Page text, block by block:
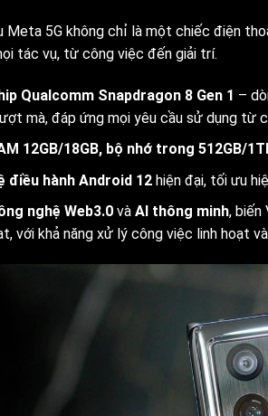
Meta 5G không chỉ là một chiếc điện
tác vụ, từ công việc đến giải trí.
Qualcomm Snapdragon 8 Gen 1 –
mà, đáp ứng mọi yêu cầu sử dụng từ
12GB/18GB, bộ nhớ trong 512GB/
điều hành Android 12hiện đại, tối ưu
nghệ Web3.0và AI thông minh, biến
với khả năng xử lý công việc linh hoạt